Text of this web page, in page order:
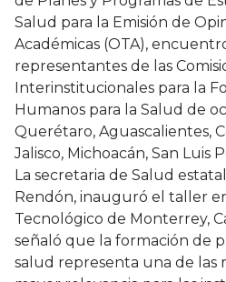
Salud para la Emisión de
Académicas (OTA),
representantes de las
Interinstitucionales para la
Humanos para la Salud de
Querétaro, Aguascalientes,
Jalisco, Michoacán, San Luis
La secretaria de Salud
Rendón, inauguró el taller
Tecnológico de Monterrey,
señaló que la formación de
salud representa una de las